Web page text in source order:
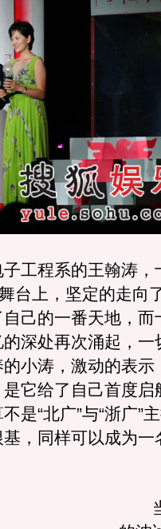
程系的王翰涛，
台上，坚定的走向
己的一番天地，而
深处再次涌起，一
小涛，激动的表示
它给了自己首度启
是“北广”与“浙广”
，同样可以成为一
当